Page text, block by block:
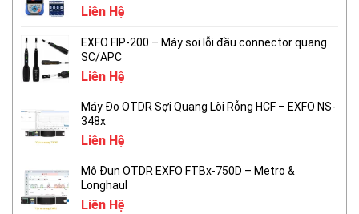
Liên Hệ
EXFO FIP-200 – Máy soi lỗi đầu connector quang
SC/APC
Liên Hệ
Máy Đo OTDR Sợi Quang Lõi Rỗng HCF – EXFO NS-
348x
Liên Hệ
Mô Đun OTDR EXFO FTBx-750D – Metro &
Longhaul
Liên Hệ